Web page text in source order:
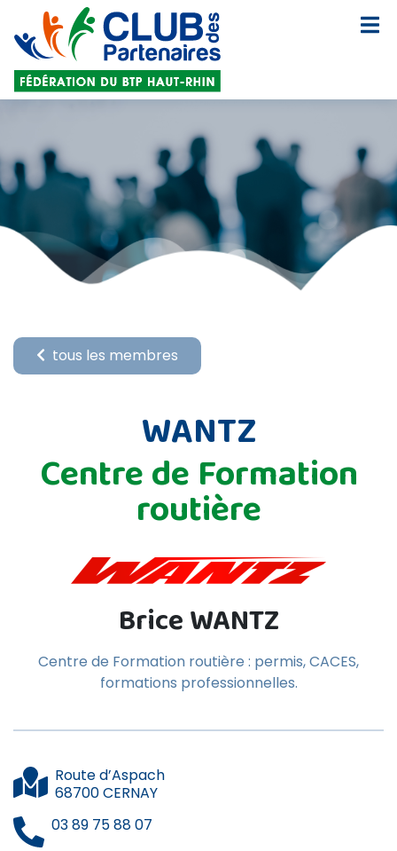
tous les membres
WANTZ
Centre de Formation
routière
Brice WANTZ
Centre de Formation routière : permis, CACES,
formations professionnelles.
Route d’Aspach
68700 CERNAY
03 89 75 88 07